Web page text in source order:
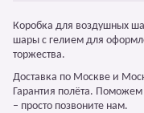
Коробка для воздушных
шары с гелием для
торжества.
Доставка по Москве и
Гарантия полёта.
– просто позвоните нам.